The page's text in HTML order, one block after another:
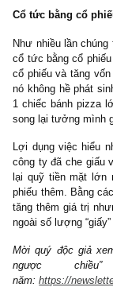
nghiệp, họ sẽ
Tuy nhiên, không
tốt. Những doanh
duy nhất (one-
nhưKDC (200%
vững qua nhiều
năm trước – thuộc
Cổ tức bằng cổ
Như nhiều lần
cổ tức bằng cổ
cổ phiếu và tăng
nó không hề phát